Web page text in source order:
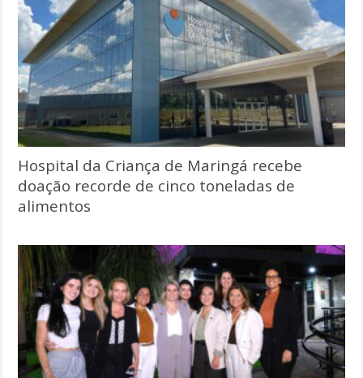
Hospital da Criança de Maringá recebe
doação recorde de cinco toneladas de
alimentos